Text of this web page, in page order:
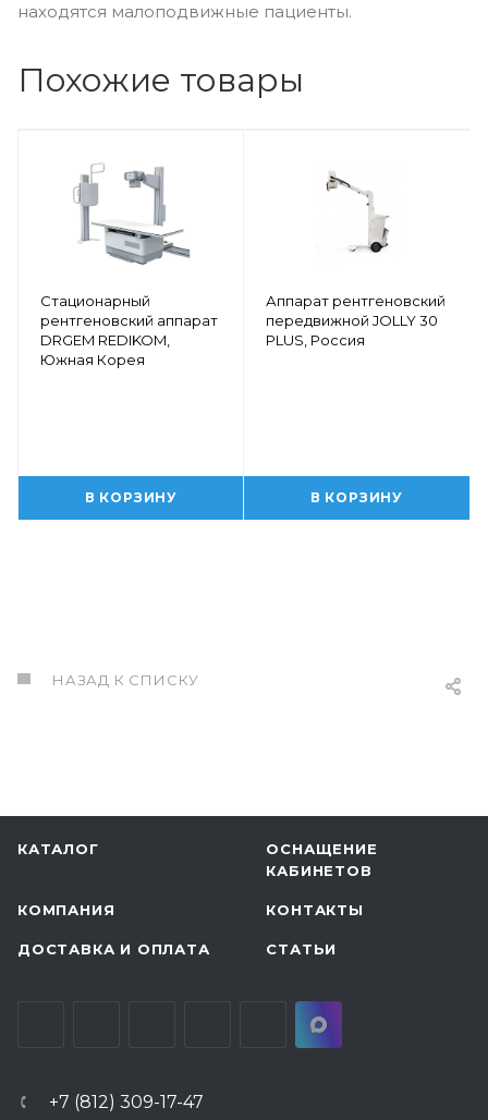
находятся малоподвижные пациенты.
Похожие товары
Стационарный
рентгеновский аппарат
DRGEM REDIKOM,
Южная Корея
В КОРЗИНУ
Аппарат рентгеновский
передвижной JOLLY 30
PLUS, Россия
В КОРЗИНУ
НАЗАД К СПИСКУ
КАТАЛОГ
ОСНАЩЕНИЕ
КАБИНЕТОВ
КОМПАНИЯ КОНТАКТЫ
ДОСТАВКА И ОПЛАТА СТАТЬИ
+7 (812) 309-17-47